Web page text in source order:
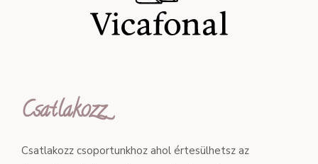
Csatlakozz
Csatlakozz csoportunkhoz ahol értesülhetsz az